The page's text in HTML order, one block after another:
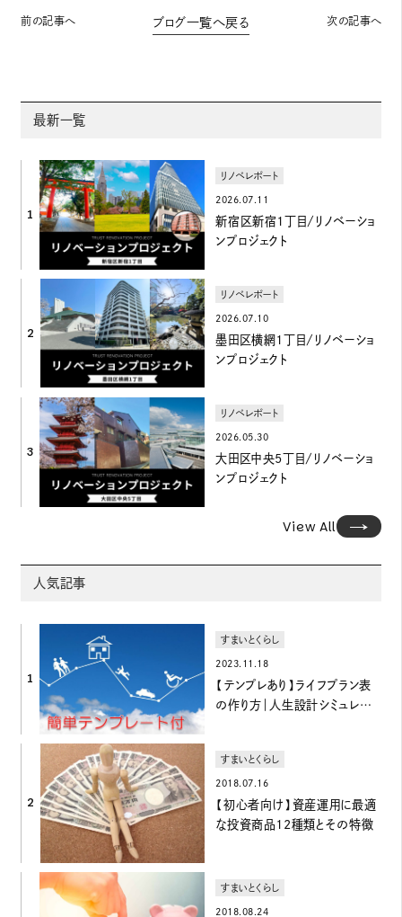
前の記事へ ブログ一覧へ戻る 次の記事へ
最新一覧
1
リノベレポート
2026.07.11
新宿区新宿1丁目/リノベーショ
ンプロジェクト
2
リノベレポート
2026.07.10
墨田区横網1丁目/リノベーショ
ンプロジェクト
3
リノベレポート
2026.05.30
大田区中央5丁目/リノベーショ
ンプロジェクト
View All
人気記事
1
すまいとくらし
2023.11.18
【テンプレあり】ライフプラン表
の作り方｜人生設計シミュレーシ
2
すまいとくらし
2018.07.16
【初心者向け】資産運用に最適
な投資商品12種類とその特徴
すまいとくらし
2018.08.24